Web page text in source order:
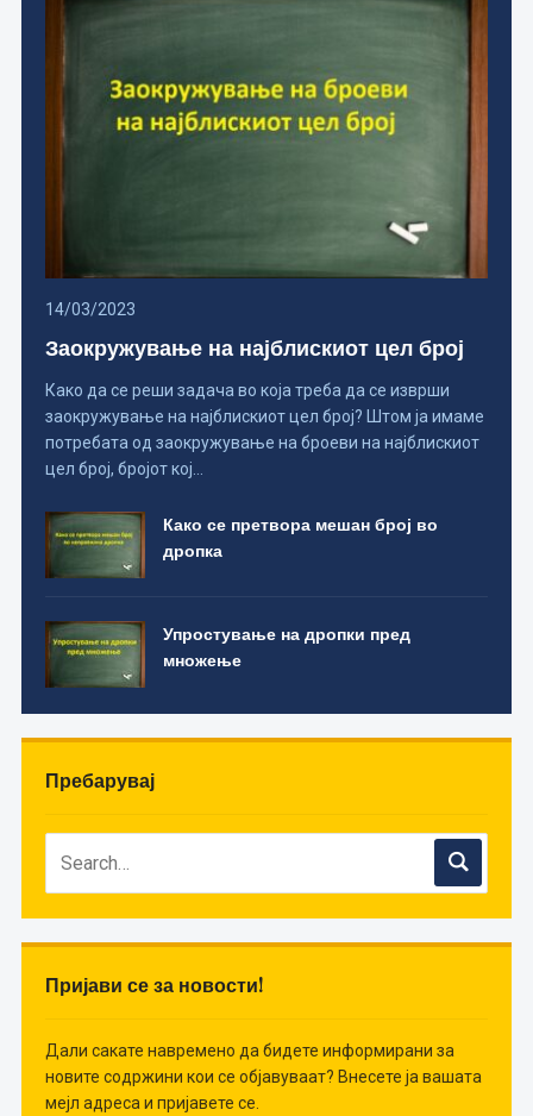
14/03/2023
Заокружување на најблискиот цел број
Како да се реши задача во која треба да се изврши
заокружување на најблискиот цел број? Штом ја имаме
потребата од заокружување на броеви на најблискиот
цел број, бројот кој…
Како се претвора мешан број во
дропка
Упростување на дропки пред
множење
Пребарувај
Пријави се за новости!
Дали сакате навремено да бидете информирани за
новите содржини кои се објавуваат? Внесете ја вашата
мејл адреса и пријавете се.